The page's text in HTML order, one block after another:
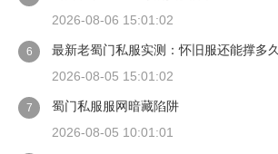
2026-08-06 15:01:02
6
最新老蜀门私服实测：怀旧服还能撑多久
2026-08-05 15:01:02
7
蜀门私服服网暗藏陷阱
2026-08-05 10:01:01